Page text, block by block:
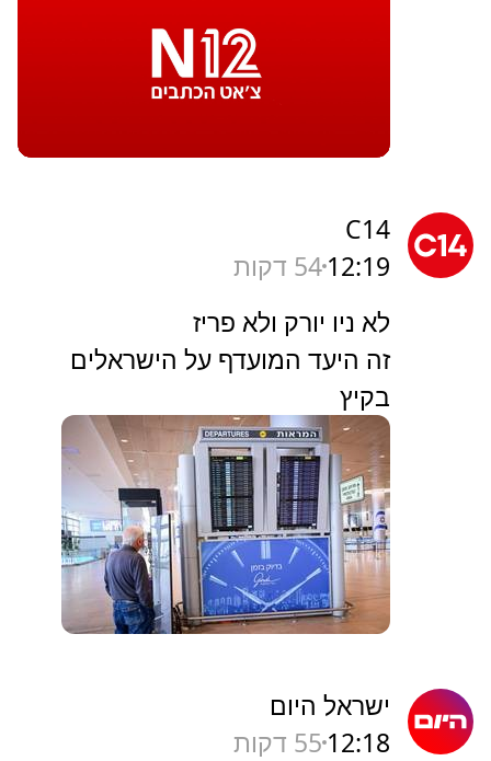
C14
12:1954 דקות
לא ניו יורק ולא פריז
זה היעד המועדף על הישראלים
בקיץ
ישראל היום
12:18 55 דקות